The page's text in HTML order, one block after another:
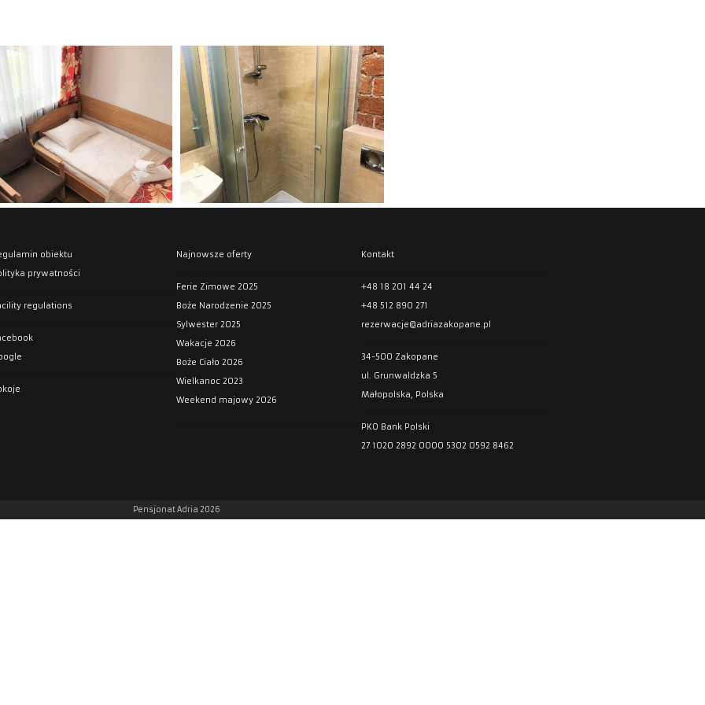
obiektu
prywatności
regulations
Najnowsze oferty
Ferie Zimowe 2025
Boże Narodzenie 2025
Sylwester 2025
Wakacje 2026
Boże Ciało 2026
Wielkanoc 2023
Weekend majowy 2026
Kontakt
+48 18 201 44 24
+48 512 890 271
rezerwacje@adriazakopane.pl
34-500 Zakopane
ul. Grunwaldzka 5
Małopolska, Polska
PKO Bank Polski
27 1020 2892 0000 5302 0592 8462
Pensjonat Adria 2026